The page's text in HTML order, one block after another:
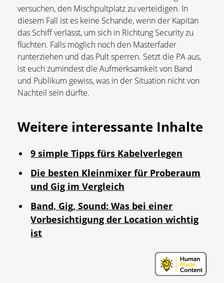
versuchen, den Mischpultplatz zu verteidigen. In
diesem Fall ist es keine Schande, wenn der Kapitän
das Schiff verlässt, um sich in Richtung Security zu
flüchten. Falls möglich noch den Masterfader
runterziehen und das Pult sperren. Setzt die PA aus,
ist euch zumindest die Aufmerksamkeit von Band
und Publikum gewiss, was in der Situation nicht von
Nachteil sein dürfte.
Weitere interessante Inhalte
9 simple Tipps fürs Kabelverlegen
Die besten Kleinmixer für Proberaum
und Gig im Vergleich
Band, Gig, Sound: Was bei einer
Vorbesichtigung der Location wichtig
ist